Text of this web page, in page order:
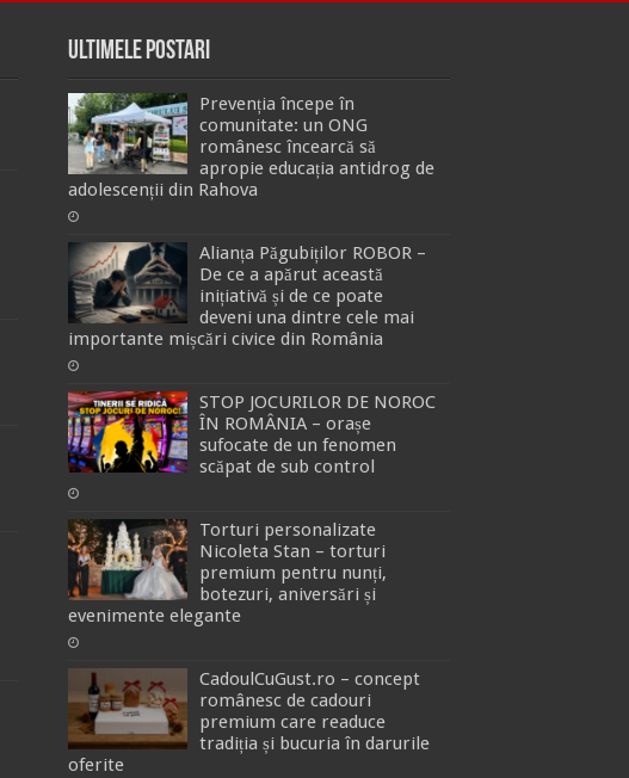
Ultimele Postari
Prevenția începe în
comunitate: un ONG
românesc încearcă să
apropie educația antidrog de
adolescenții din Rahova
Alianța Păgubiților ROBOR –
De ce a apărut această
inițiativă și de ce poate
deveni una dintre cele mai
importante mișcări civice din România
STOP JOCURILOR DE NOROC
ÎN ROMÂNIA – orașe
sufocate de un fenomen
scăpat de sub control
Torturi personalizate
Nicoleta Stan – torturi
premium pentru nunți,
botezuri, aniversări și
evenimente elegante
CadoulCuGust.ro – concept
românesc de cadouri
premium care readuce
tradiția și bucuria în darurile
oferite